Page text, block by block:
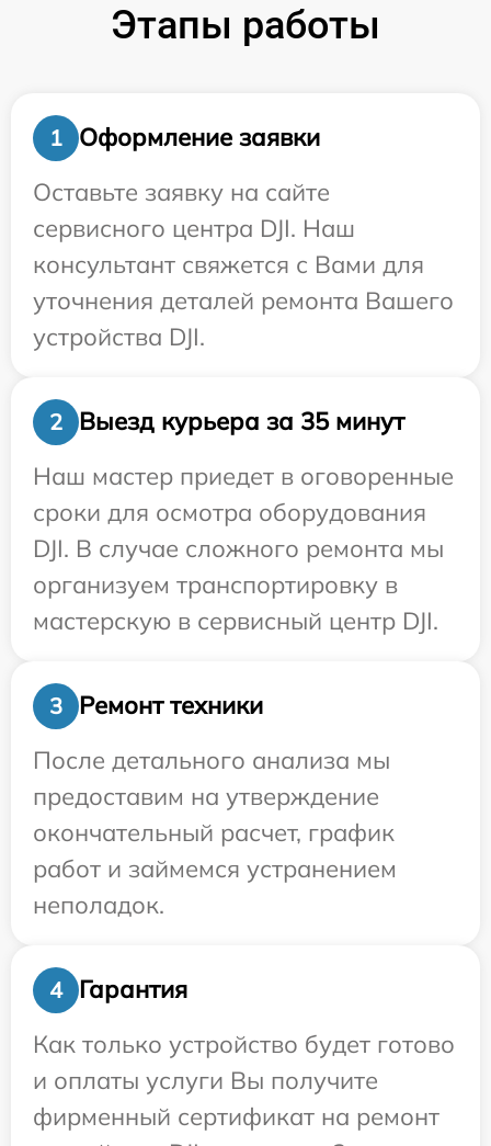
Этапы работы
1
Оформление заявки
Оставьте заявку на сайте
сервисного центра DJI. Наш
консультант свяжется с Вами для
уточнения деталей ремонта Вашего
устройства DJI.
2
Выезд курьера за 35 минут
Наш мастер приедет в оговоренные
сроки для осмотра оборудования
DJI. В случае сложного ремонта мы
организуем транспортировку в
мастерскую в сервисный центр DJI.
3
Ремонт техники
После детального анализа мы
предоставим на утверждение
окончательный расчет, график
работ и займемся устранением
неполадок.
4
Гарантия
Как только устройство будет готово
и оплаты услуги Вы получите
фирменный сертификат на ремонт